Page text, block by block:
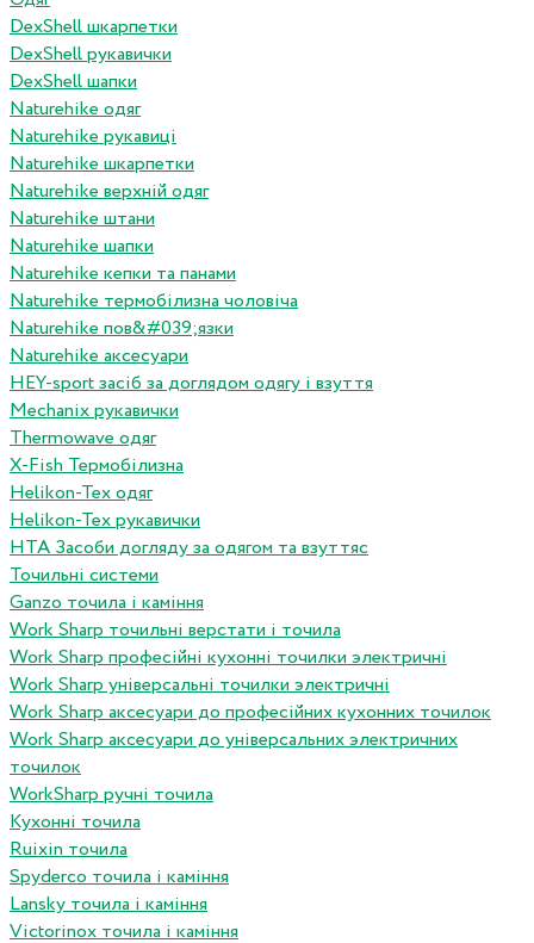
DexShell шкарпетки
DexShell рукавички
DexShell шапки
Naturehike одяг
Naturehike рукавиці
Naturehike шкарпетки
Naturehike верхній одяг
Naturehike штани
Naturehike шапки
Naturehike кепки та панами
Naturehike термобілизна чоловіча
Naturehike пов&#039;язки
Naturehike аксесуари
HEY-sport засіб за доглядом одягу і взуття
Mechanix рукавички
Thermowave одяг
X-Fish Термобілизна
Helikon-Tex одяг
Helikon-Tex рукавички
HTA Засоби догляду за одягом та взуттяс
Точильні системи
Ganzo точила і каміння
Work Sharp точильні верстати і точила
Work Sharp професiйнi кухоннi точилки электричнi
Work Sharp унiверсальнi точилки электричнi
Work Sharp аксесуари до професiйних кухонних точилок
Work Sharp аксесуари до унiверсальних электричних
точилок
WorkSharp ручні точила
Кухонні точила
Ruixin точила
Spyderco точила і каміння
Lansky точила і каміння
Victorinox точила і каміння